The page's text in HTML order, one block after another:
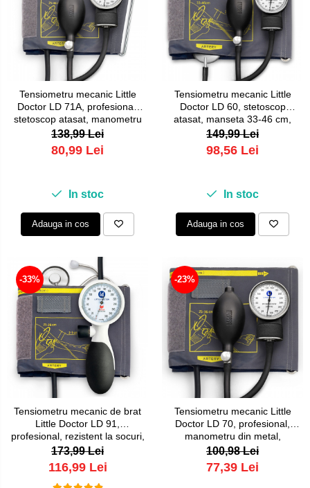
Tensiometru mecanic Little
Doctor LD 71A, profesional,
stetoscop atasat, manometru
din metal
138,99 Lei
80,99 Lei
In stoc
Adauga in cos
Tensiometru mecanic Little
Doctor LD 60, stetoscop
atasat, manseta 33-46 cm,
manometru din metal
149,99 Lei
98,56 Lei
In stoc
Adauga in cos
-33%
Tensiometru mecanic de brat
Little Doctor LD 91,
profesional, rezistent la socuri,
stetoscop inclus
173,99 Lei
116,99 Lei
-23%
Tensiometru mecanic Little
Doctor LD 70, profesional,
manometru din metal,
dimensiune manseta 25 - 36
cm, inel de fixare metalic, fara
stetoscop, Negru/Gri
100,98 Lei
77,39 Lei